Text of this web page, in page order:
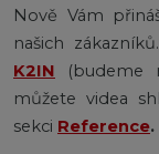
Nově Vám
našich
K2IN (budeme
můžete videa
sekci Reference.